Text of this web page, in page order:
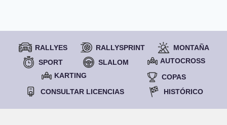
RALLYES RALLYSPRINT
MONTAÑA
SPORT
SLALOM
AUTOCROSS
KARTING
COPAS
CONSULTAR LICENCIAS
HISTÓRICO